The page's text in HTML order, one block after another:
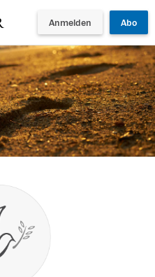
Anmelden Abo